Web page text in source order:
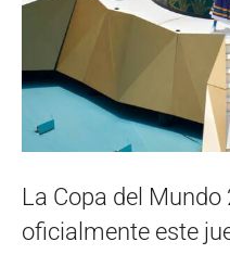
La Copa del
oficialmente este